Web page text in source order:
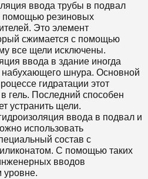
ввода трубы в подвал
помощью резиновых
Это элемент
сжимается с помощью
все щели исключены.
ввода в здание иногда
шнура. Основной
гидратации этот
гель. Последний способен
устранить щели.
ввода в подвал и
использовать
состав с
С помощью таких
вводов
уровне.